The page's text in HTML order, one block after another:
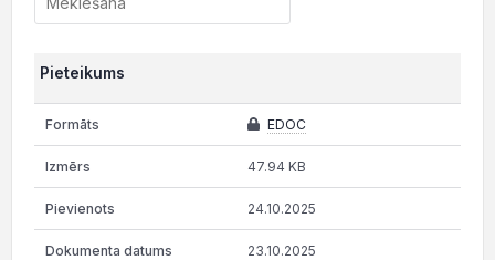
Pieteikums
EDOC
47.94 KB
24.10.2025
23.10.2025